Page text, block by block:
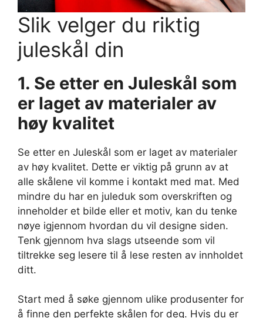
Slik velger du riktig
juleskål din
1. Se etter en Juleskål som
er laget av materialer av
høy kvalitet
Se etter en Juleskål som er laget av materialer
av høy kvalitet. Dette er viktig på grunn av at
alle skålene vil komme i kontakt med mat. Med
mindre du har en juleduk som overskriften og
inneholder et bilde eller et motiv, kan du tenke
nøye igjennom hvordan du vil designe siden.
Tenk gjennom hva slags utseende som vil
tiltrekke seg lesere til å lese resten av innholdet
ditt.
Start med å søke gjennom ulike produsenter for
å finne den perfekte skålen for deg. Hvis du er